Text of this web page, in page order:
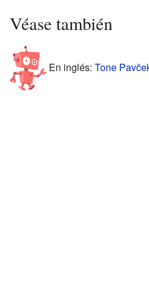
Véase también
En inglés: Tone